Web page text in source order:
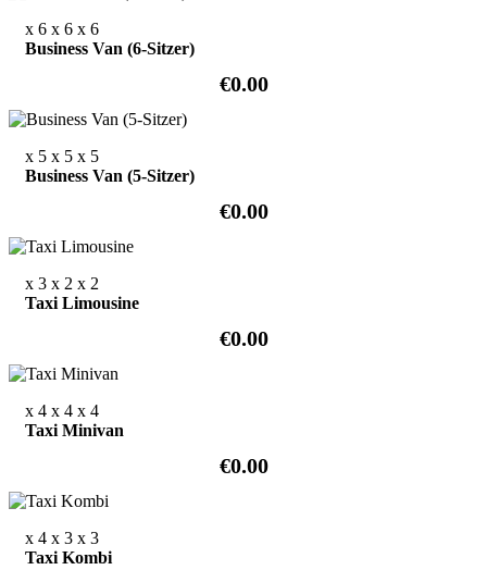
x 6 x 6 x 6
Business Van (6-Sitzer)
€0.00
x 5 x 5 x 5
Business Van (5-Sitzer)
€0.00
x 3 x 2 x 2
Taxi Limousine
€0.00
x 4 x 4 x 4
Taxi Minivan
€0.00
x 4 x 3 x 3
Taxi Kombi